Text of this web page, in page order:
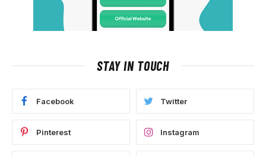
STAY IN TOUCH
Facebook Twitter
Pinterest Instagram